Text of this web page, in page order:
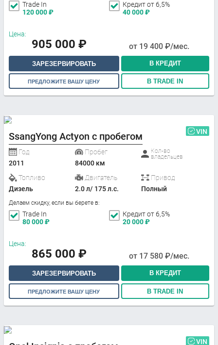
Trade In
120 000₽
Кредит от 6,5%
40 000₽
Цена:
905 000 ₽ от 19 400 ₽/мес.
ЗАРЕЗЕРВИРОВАТЬ В КРЕДИТ
ПРЕДЛОЖИТЕ ВАШУ ЦЕНУ В TRADE IN
SsangYong Actyon с пробегом VIN
Год
2011
Пробег
84000 км
Кол-во
владельцев
Топливо
Дизель
Двигатель
2.0 л/ 175 л.с.
Привод
Полный
Делаем скидку, если вы берете в:
Trade In
80 000₽
Кредит от 6,5%
20 000₽
Цена:
865 000 ₽ от 17 580 ₽/мес.
ЗАРЕЗЕРВИРОВАТЬ В КРЕДИТ
ПРЕДЛОЖИТЕ ВАШУ ЦЕНУ В TRADE IN
VIN